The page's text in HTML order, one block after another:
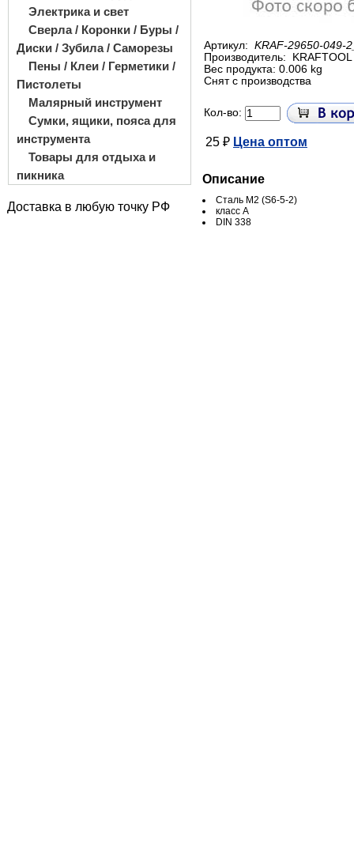
Электрика и свет
Сверла / Коронки / Буры /
Диски / Зубила / Саморезы
Пены / Клеи / Герметики /
Пистолеты
Малярный инструмент
Сумки, ящики, пояса для
инструмента
Товары для отдыха и
пикника
Доставка в любую точку РФ
Артикул: KRAF-29650-049-
Производитель:
KRAFTOOL
Вес продукта: 0.006 kg
Снят с производства
Кол-во:
25 ₽ Цена оптом
Описание
Сталь М2 (S6-5-2)
класс A
DIN 338